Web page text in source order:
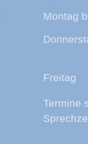
Montag
Freitag
Termine